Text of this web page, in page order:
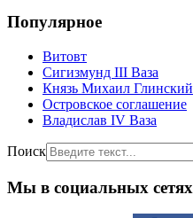
Популярное
Витовт
Сигизмунд III Ваза
Князь Михаил Глинский
Островское соглашение
Владислав IV Ваза
Поиск
Мы в социальных сетях